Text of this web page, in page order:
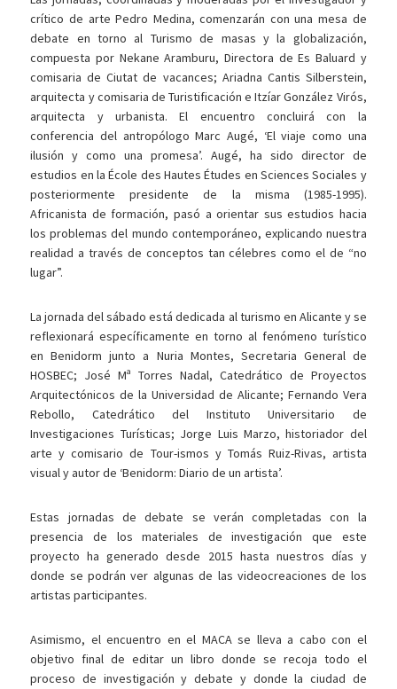
crítico de arte Pedro Medina, comenzarán con una mesa de
debate en torno al Turismo de masas y la globalización,
compuesta por Nekane Aramburu, Directora de Es Baluard y
comisaria de Ciutat de vacances; Ariadna Cantis Silberstein,
arquitecta y comisaria de Turistificación e Itzíar González Virós,
arquitecta y urbanista. El encuentro concluirá con la
conferencia del antropólogo Marc Augé, ‘El viaje como una
ilusión y como una promesa’. Augé, ha sido director de
estudios en la École des Hautes Études en Sciences Sociales y
posteriormente presidente de la misma (1985-1995).
Africanista de formación, pasó a orientar sus estudios hacia
los problemas del mundo contemporáneo, explicando nuestra
realidad a través de conceptos tan célebres como el de “no
lugar”.
La jornada del sábado está dedicada al turismo en Alicante y se
reflexionará específicamente en torno al fenómeno turístico
en Benidorm junto a Nuria Montes, Secretaria General de
HOSBEC; José Mª Torres Nadal, Catedrático de Proyectos
Arquitectónicos de la Universidad de Alicante; Fernando Vera
Rebollo, Catedrático del Instituto Universitario de
Investigaciones Turísticas; Jorge Luis Marzo, historiador del
arte y comisario de Tour-ismos y Tomás Ruiz-Rivas, artista
visual y autor de ‘Benidorm: Diario de un artista’.
Estas jornadas de debate se verán completadas con la
presencia de los materiales de investigación que este
proyecto ha generado desde 2015 hasta nuestros días y
donde se podrán ver algunas de las videocreaciones de los
artistas participantes.
Asimismo, el encuentro en el MACA se lleva a cabo con el
objetivo final de editar un libro donde se recoja todo el
proceso de investigación y debate y donde la ciudad de